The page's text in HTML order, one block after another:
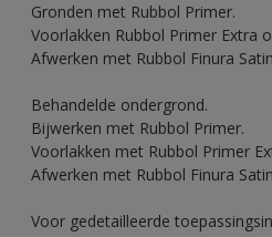
Gronden met Rubbol Primer.
Voorlakken Rubbol Primer Extra
Afwerken met Rubbol Finura
Behandelde ondergrond.
Bijwerken met Rubbol Primer.
Voorlakken met Rubbol Primer
Afwerken met Rubbol Finura
Voor gedetailleerde